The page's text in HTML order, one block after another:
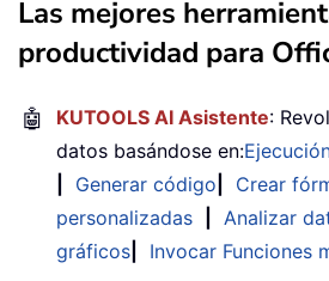
Las mejores
productividad para
🤖 KUTOOLS AI Asistente:
datos basándose en:
Generar código
Crear
personalizadas
Analizar
gráficos
Invocar Funciones